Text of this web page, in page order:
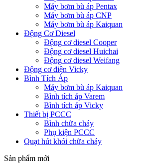
Máy bơm bù áp Pentax
Máy bơm bù áp CNP
Máy bơm bù áp Kaiquan
Động Cơ Diesel
Động cơ diesel Cooper
Động cơ diesel Huichai
Động cơ diesel Weifang
Động cơ điện Vicky
Bình Tích Áp
Máy bơm bù áp Kaiquan
Bình tích áp Varem
Bình tích áp Vicky
Thiết bị PCCC
Bình chữa cháy
Phụ kiện PCCC
Quạt hút khói chữa cháy
Sản phẩm mới